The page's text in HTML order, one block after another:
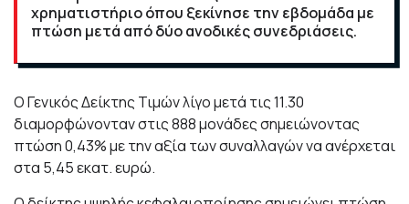
χρηματιστήριο όπου ξεκίνησε την εβδομάδα με
πτώση μετά από δύο ανοδικές συνεδριάσεις.
O Γενικός Δείκτης Τιμών λίγο μετά τις 11.30
διαμορφώνονταν στις 888 μονάδες σημειώνοντας
πτώση 0,43% με την αξία των συναλλαγών να ανέρχεται
στα 5,45 εκατ. ευρώ.